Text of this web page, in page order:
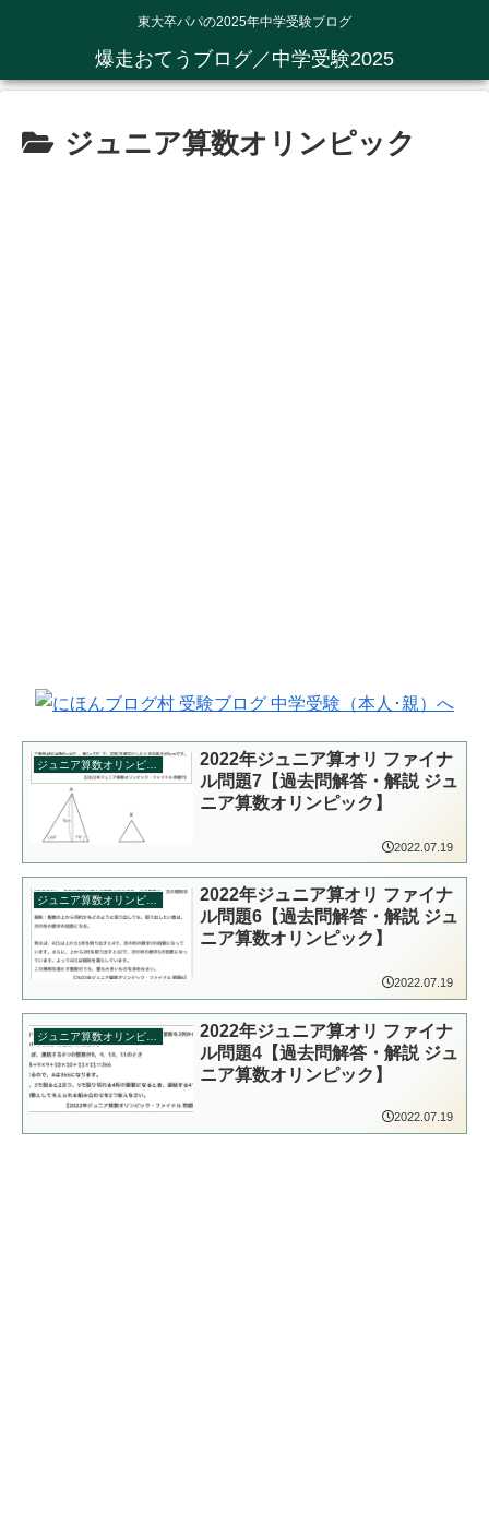
東大卒パパの2025年中学受験ブログ
爆走おてうブログ／中学受験2025
ジュニア算数オリンピック
2022年ジュニア算オリ ファイナ
ル問題7【過去問解答・解説 ジュ
ニア算数オリンピック】
2022.07.19
ジュニア算数オリンピック
2022年ジュニア算オリ ファイナ
ル問題6【過去問解答・解説 ジュ
ニア算数オリンピック】
2022.07.19
2022年ジュニア算オリ ファイナ
ル問題4【過去問解答・解説 ジュ
ニア算数オリンピック】
2022.07.19